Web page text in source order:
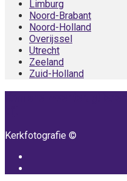
Limburg
Noord-Brabant
Noord-Holland
Overijssel
Utrecht
Zeeland
Zuid-Holland
Kerkfotografie ©